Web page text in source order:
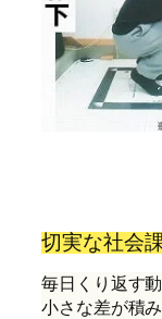
切実な社会
毎日くり返す動
小さな差が積